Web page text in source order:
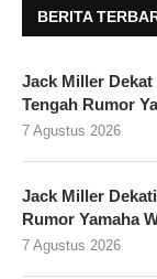
BERITA
Jack Miller
Tengah Rumor
7 Agustus 2026
Jack Miller
Rumor Yamaha
7 Agustus 2026